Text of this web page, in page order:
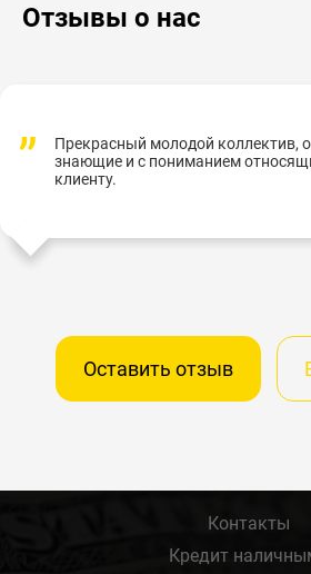
Отзывы о нас
Прекрасный молодой коллектив,
знающие и с пониманием
клиенту.
Оставить отзыв
Контакты
Кредит